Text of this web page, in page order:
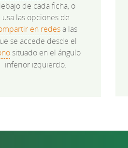
de cada ficha, o
usa las opciones de
en redesa las
se accede desde el
situado en el ángulo
inferior izquierdo.